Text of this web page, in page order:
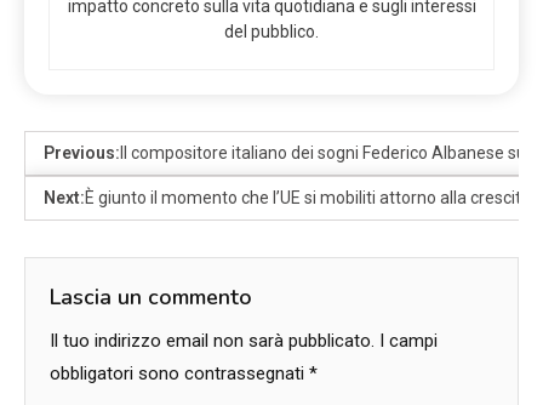
impatto concreto sulla vita quotidiana e sugli interessi
del pubblico.
Previous: Il compositore italiano dei sogni Federico Albanese sul
Next:È giunto il momento che l’UE si mobiliti attorno alla crescita
Lascia un commento
Il tuo indirizzo email non sarà pubblicato. I campi
obbligatori sono contrassegnati *